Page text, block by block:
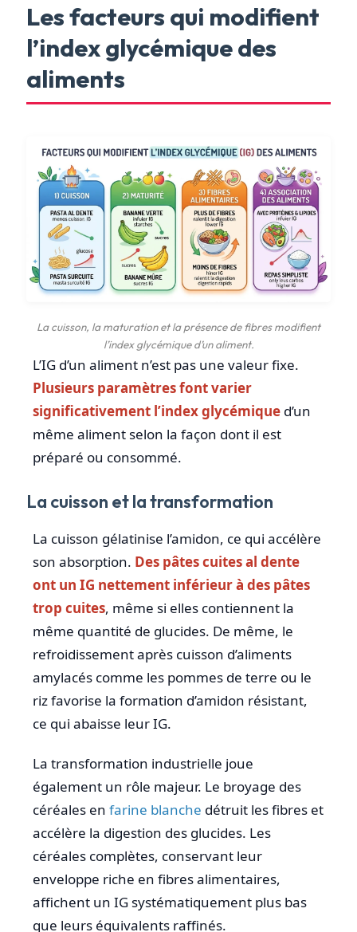
Les facteurs qui modifient
l’index glycémique des
aliments
La cuisson, la maturation et la présence de fibres modifient
l’index glycémique d’un aliment.
L’IG d’un aliment n’est pas une valeur fixe.
Plusieurs paramètres font varier
significativement l’index glycémique d’un
même aliment selon la façon dont il est
préparé ou consommé.
La cuisson et la transformation
La cuisson gélatinise l’amidon, ce qui accélère
son absorption. Des pâtes cuites al dente
ont un IG nettement inférieur à des pâtes
trop cuites, même si elles contiennent la
même quantité de glucides. De même, le
refroidissement après cuisson d’aliments
amylacés comme les pommes de terre ou le
riz favorise la formation d’amidon résistant,
ce qui abaisse leur IG.
La transformation industrielle joue
également un rôle majeur. Le broyage des
céréales en farine blanche détruit les fibres et
accélère la digestion des glucides. Les
céréales complètes, conservant leur
enveloppe riche en fibres alimentaires,
affichent un IG systématiquement plus bas
que leurs équivalents raffinés.